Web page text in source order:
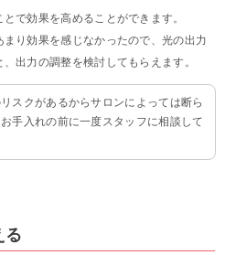
で効果を高めることができます。
り効果を感じなかったので、光の出力
出力の調整を検討してもらえます。
スクがあるからサロンによっては断ら
手入れの前に一度スタッフに相談して
る